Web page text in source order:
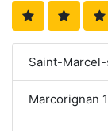
Saint-
Marcorignan